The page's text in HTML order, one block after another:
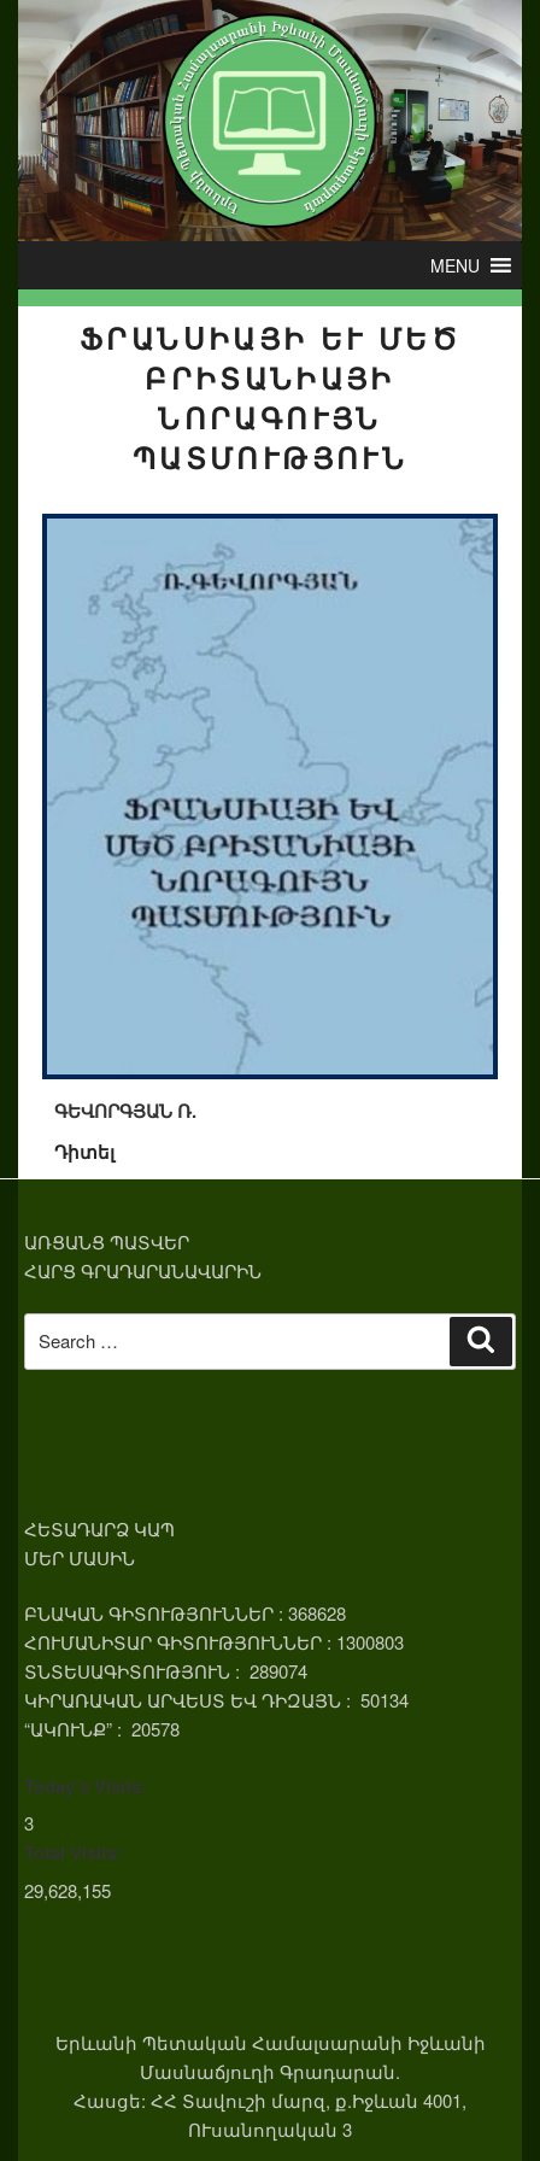
ՖՐԱՆՍԻԱՅԻ ԵՒ ՄԵԾ Բ
ՐԻՏԱՆԻԱՅԻ Ն
ՈՐԱԳՈՒՅՆ Պ
ԱՏՄՈՒԹՅՈՒՆ
ԳԵՎՈՐԳՅԱՆ Ռ.
Դիտել
ԱՌՑԱՆՑ ՊԱՏՎԵՐ
ՀԱՐՑ ԳՐԱԴԱՐԱՆԱՎԱՐԻՆ
for:
ՀԵՏԱԴԱՐՁ ԿԱՊ
ՄԵՐ ՄԱՍԻՆ
ԲՆԱԿԱՆ ԳԻՏՈՒԹՅՈՒՆՆԵՐ : 368628
ՀՈՒՄԱՆԻՏԱՐ ԳԻՏՈՒԹՅՈՒՆՆԵՐ : 1300803
ՏՆՏԵՍԱԳԻՏՈՒԹՅՈՒՆ : 289074
ԿԻՐԱՌԱԿԱՆ ԱՐՎԵՍՏ ԵՎ ԴԻԶԱՅՆ : 50134
“ԱԿՈՒՆՔ” : 20578
Today's Visits:
3
Total Visits:
29,628,155
Երևանի Պետական Համալսարանի Իջևանի
Մասնաճյուղի Գրադարան.
Հասցե: ՀՀ Տավուշի մարզ, ք.Իջևան 4001,
ՈՒսանողական 3